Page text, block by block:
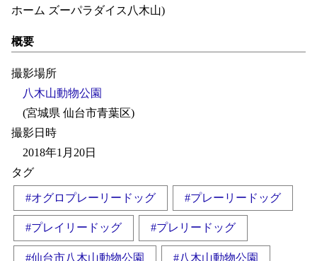
ホーム ズーパラダイス八木山)
概要
撮影場所
八木山動物公園
(宮城県 仙台市青葉区)
撮影日時
2018年1月20日
タグ
#オグロプレーリードッグ #プレーリードッグ
#プレイリードッグ #プレリードッグ
#仙台市八木山動物公園 #八木山動物公園